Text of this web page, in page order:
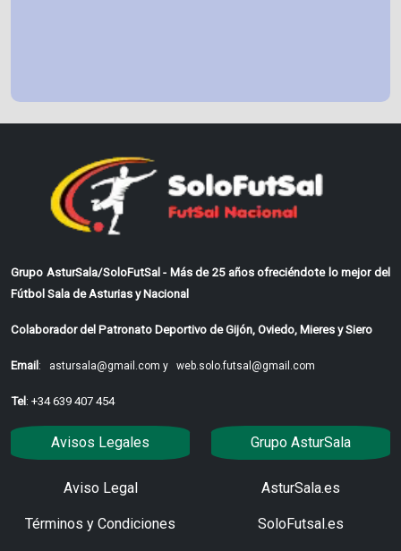
Grupo AsturSala/SoloFutSal - Más de 25 años ofreciéndote lo mejor del
Fútbol Sala de Asturias y Nacional
Colaborador del Patronato Deportivo de Gijón, Oviedo, Mieres y Siero
Email: astursala@gmail.com y web.solo.futsal@gmail.com
Tel: +34 639 407 454
Avisos Legales
Aviso Legal
Términos y Condiciones
Grupo AsturSala
AsturSala.es
SoloFutsal.es